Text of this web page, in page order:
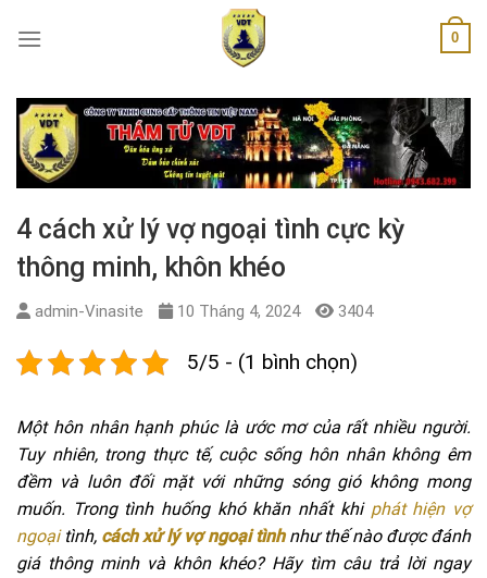
0
4 cách xử lý vợ ngoại tình cực kỳ
thông minh, khôn khéo
admin-Vinasite 10 Tháng 4, 2024 3404
5/5 - (1 bình chọn)
Một hôn nhân hạnh phúc là ước mơ của rất nhiều người.
Tuy nhiên, trong thực tế, cuộc sống hôn nhân không êm
đềm và luôn đối mặt với những sóng gió không mong
muốn. Trong tình huống khó khăn nhất khi phát hiện vợ
ngoạitình, cách xử lý vợ ngoại tìnhnhư thế nào được đánh
giá thông minh và khôn khéo? Hãy tìm câu trả lời ngay